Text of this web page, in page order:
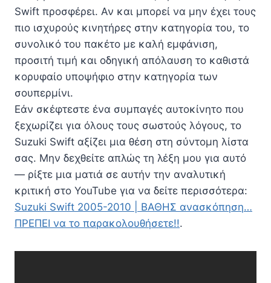
Swift προσφέρει. Αν και μπορεί να μην έχει τους
πιο ισχυρούς κινητήρες στην κατηγορία του, το
συνολικό του πακέτο με καλή εμφάνιση,
προσιτή τιμή και οδηγική απόλαυση το καθιστά
κορυφαίο υποψήφιο στην κατηγορία των
σουπερμίνι.
Εάν σκέφτεστε ένα συμπαγές αυτοκίνητο που
ξεχωρίζει για όλους τους σωστούς λόγους, το
Suzuki Swift αξίζει μια θέση στη σύντομη λίστα
σας. Μην δεχθείτε απλώς τη λέξη μου για αυτό
— ρίξτε μια ματιά σε αυτήν την αναλυτική
κριτική στο YouTube για να δείτε περισσότερα:
Suzuki Swift 2005-2010 | ΒΑΘΗΣ ανασκόπηση…
ΠΡΕΠΕΙ να το παρακολουθήσετε!!.